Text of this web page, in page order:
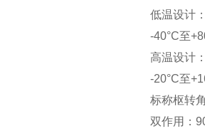
低温设计
-40°C至
高温设计
-20°C至
标称枢转
双作用：